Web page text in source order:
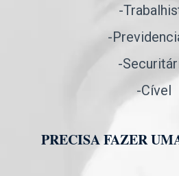
-
-
-
-Cível
PRECISA FAZER